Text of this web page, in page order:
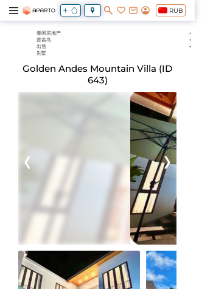
RUB
泰国房地产
普吉岛
出售
别墅
Golden Andes Mountain Villa (ID
643)